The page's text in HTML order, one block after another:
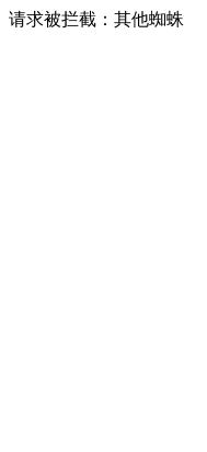
请求被拦截：其他蜘蛛